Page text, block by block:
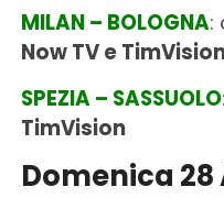
MILAN – BOLOGNA:
Now TV e
SPEZIA – SASSUOLO
TimVision
Domenica 28